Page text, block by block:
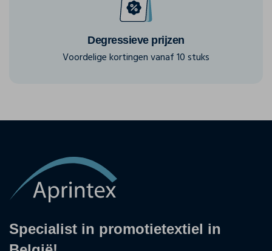
Degressieve prijzen
Voordelige kortingen vanaf 10 stuks
Specialist in promotietextiel in